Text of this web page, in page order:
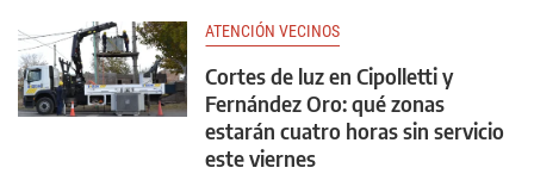
ATENCIÓN VECINOS
Cortes de luz en Cipolletti y
Fernández Oro: qué zonas
estarán cuatro horas sin servicio
este viernes